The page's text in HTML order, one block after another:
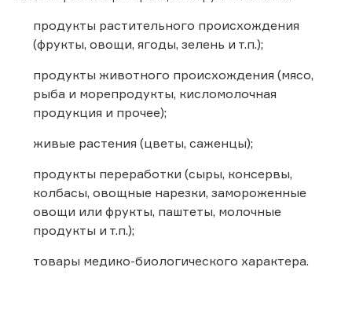
продукты растительного происхождения
(фрукты, овощи, ягоды, зелень и т.п.);
продукты животного происхождения (мясо,
рыба и морепродукты, кисломолочная
продукция и прочее);
живые растения (цветы, саженцы);
продукты переработки (сыры, консервы,
колбасы, овощные нарезки, замороженные
овощи или фрукты, паштеты, молочные
продукты и т.п.);
товары медико-биологического характера.